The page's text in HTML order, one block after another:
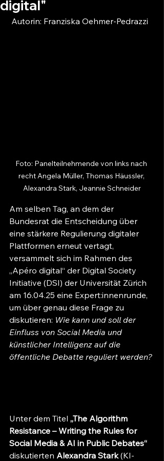
digital"
Autorin: Franziska Oehmer-Pedrazzi
Foto: Panelteilnehmende von links nach
recht Angela Müller, Thomas Häussler,
Alexandra Stark, Jeannie Schneider
Am selben Tag, an dem der
Bundesrat die Entscheidung über
eine stärkere Regulierung digitaler
Plattformen erneut vertagt,
versammelt sich im Rahmen des
„Apéro digital“ der Digital Society
Initiative (DSI) der Universität Zürich
am 16.04.25 eine Expert:innenrunde,
um über genau diese Frage zu
diskutieren: Wie kann und soll der
Einfluss von Social Media und
künstlicher Intelligenz auf die
öffentliche Debatte reguliert werden?
Unter dem Titel „The Algorithm
Resistance – Writing the Rules for
Social Media & AI in Public Debates“
diskutierten Alexandra Stark (KI-